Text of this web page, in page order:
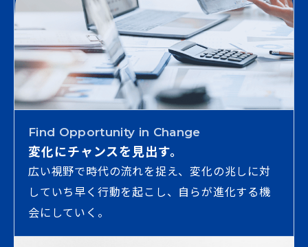
Find Opportunity in Change
変化にチャンスを見出す。
広い視野で時代の流れを捉え、変化の兆しに対
していち早く行動を起こし、自らが進化する機
会にしていく。